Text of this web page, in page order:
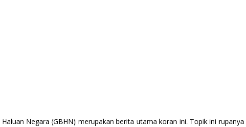
Negara (GBHN) merupakan berita utama koran ini. Topik ini